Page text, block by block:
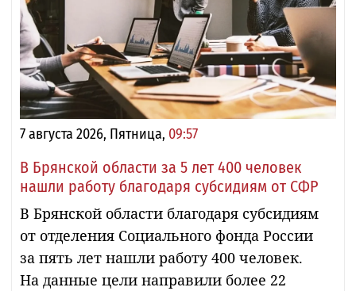
7 августа 2026, Пятница, 09:57
В Брянской области за 5 лет 400 человек
нашли работу благодаря субсидиям от СФР
В Брянской области благодаря субсидиям
от отделения Социального фонда России
за пять лет нашли работу 400 человек.
На данные цели направили более 22